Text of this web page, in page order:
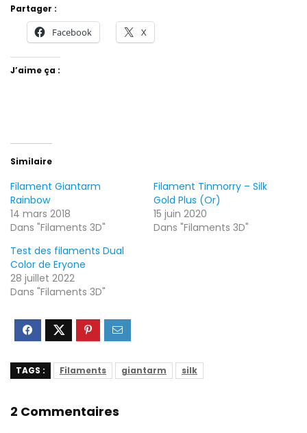
Partager :
Facebook X
J’aime ça :
Similaire
Filament Giantarm
Rainbow
14 mars 2018
Dans "Filaments 3D"
Filament Tinmorry – Silk
Gold Plus (Or)
15 juin 2020
Dans "Filaments 3D"
Test des filaments Dual
Color de Eryone
28 juillet 2022
Dans "Filaments 3D"
TAGS : Filaments giantarm silk
2 Commentaires